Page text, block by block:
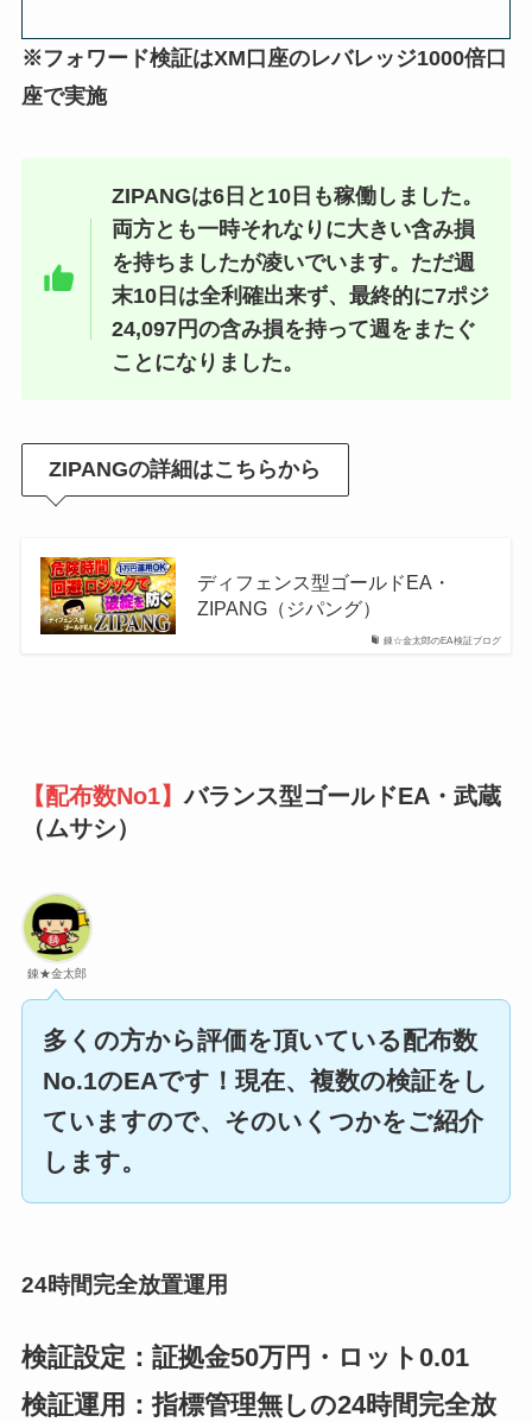
※フォワード検証はXM口座のレバレッジ1000倍口
座で実施
ZIPANGは6日と10日も稼働しました。
両方とも一時それなりに大きい含み損
を持ちましたが凌いでいます。ただ週
末10日は全利確出来ず、最終的に7ポジ
24,097円の含み損を持って週をまたぐ
ことになりました。
ZIPANGの詳細はこちらから
錬☆金太郎のEA検証ブログ
ディフェンス型ゴールドEA・
ZIPANG（ジパング）
【配布数No1】バランス型ゴールドEA・武蔵
（ムサシ）
錬★金太郎
多くの方から評価を頂いている配布数
No.1のEAです！現在、複数の検証をし
ていますので、そのいくつかをご紹介
します。
24時間完全放置運用
検証設定：証拠金50万円・ロット0.01
検証運用：指標管理無しの24時間完全放